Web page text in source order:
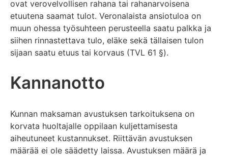
ovat verovelvollisen rahana tai rahanarvoisena
etuutena saamat tulot. Veronalaista ansiotuloa on
muun ohessa työsuhteen perusteella saatu palkka ja
siihen rinnastettava tulo, eläke sekä tällaisen tulon
sijaan saatu etuus tai korvaus (TVL 61 §).
Kannanotto
Kunnan maksaman avustuksen tarkoituksena on
korvata huoltajalle oppilaan kuljettamisesta
aiheutuneet kustannukset. Riittävän avustuksen
määrää ei ole säädetty laissa. Avustuksen määrä ja